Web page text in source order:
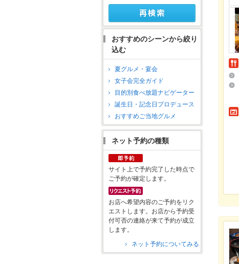
おすすめのシーンから絞り
込む
夏グルメ・宴会
女子会完全ガイド
目的別食べ放題ナビゲーター
誕生日・記念日プロデュース
おすすめご当地グルメ
ネット予約の種類
サイト上で予約完了した時点で
ご予約が確定します。
お店へ希望内容のご予約をリク
エストします。お店から予約受
付可否の連絡が来て予約が成立
します。
ネット予約についてみる